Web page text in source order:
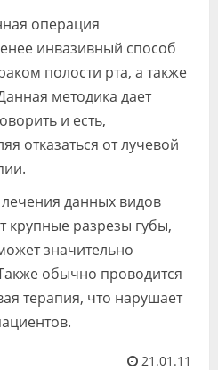
операция
инвазивный способ
полости рта, а также
методика дает
и есть,
отказаться от лучевой
данных видов
крупные разрезы губы,
значительно
обычно проводится
терапия, что нарушает
21.01.11